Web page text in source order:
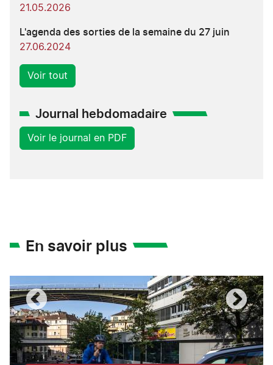
21.05.2026
L'agenda des sorties de la semaine du 27 juin
27.06.2024
Voir tout
Journal hebdomadaire
Voir le journal en PDF
En savoir plus